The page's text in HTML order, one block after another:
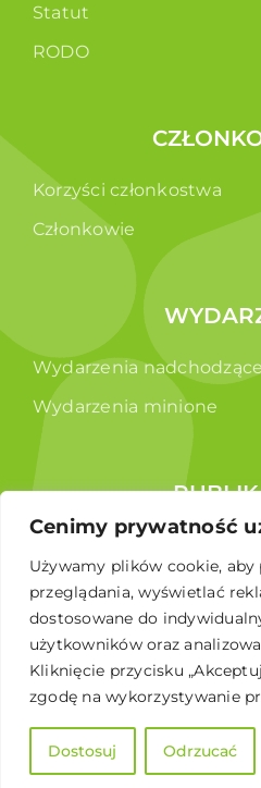
Cenimy prywatność
Używamy plików cookie, aby
przeglądania, wyświetlać
dostosowane do
użytkowników oraz
Kliknięcie przycisku
zgodę na wykorzystywanie
Dostosuj Odrzucać
Statut
RODO
Korzyści członkostwa
Członkowie
Wydarzenia nadchodzące
Wydarzenia minione
Raporty
Broszura edukacyjna
© 2026 Polskie